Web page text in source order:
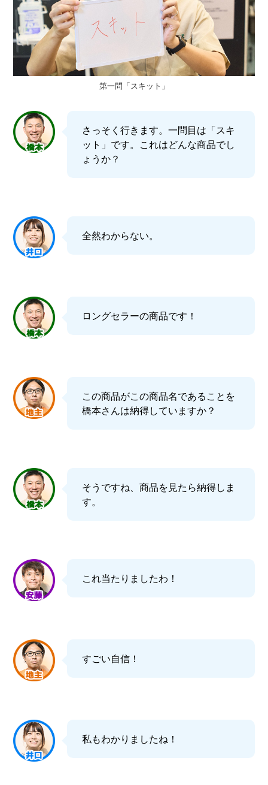
第一問「スキット」
さっそく行きます。一問目は「スキ
ット」です。これはどんな商品でし
ょうか？
全然わからない。
ロングセラーの商品です！
この商品がこの商品名であることを
橋本さんは納得していますか？
そうですね、商品を見たら納得しま
す。
これ当たりましたわ！
すごい自信！
私もわかりましたね！